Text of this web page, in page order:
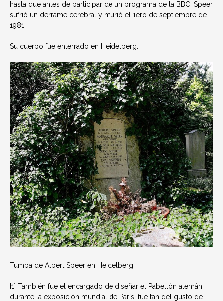
hasta que antes de participar de un programa de la BBC, Speer
sufrió un derrame cerebral y murió el 1ero de septiembre de
1981.
Su cuerpo fue enterrado en Heidelberg.
Tumba de Albert Speer en Heidelberg.
[1] También fue el encargado de diseñar el Pabellón alemán
durante la exposición mundial de París. fue tan del gusto de